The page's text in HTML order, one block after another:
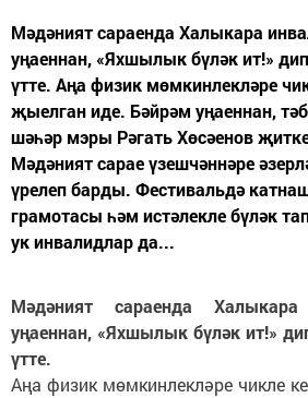
Мәдәният сараенда Халыкара
уңаеннан, «Яхшылык бүләк ит!»
үтте. Аңа физик мөмкинлекләре
җыелган иде. Бәйрәм уңаеннан,
шәһәр мэры Рәгать Хөсәенов
Мәдәният сарае үзешчәннәре
үрелеп барды. Фестивальдә
грамотасы һәм истәлекле бүләк
ук инвалидлар да...
Мәдәният сараенда
уңаеннан, «Яхшылык бүләк ит!»
үтте.
Аңа физик мөмкинлекләре чикле